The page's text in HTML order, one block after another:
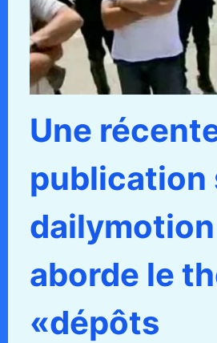
Une
publication
dailymotion
aborde le
«dépôts